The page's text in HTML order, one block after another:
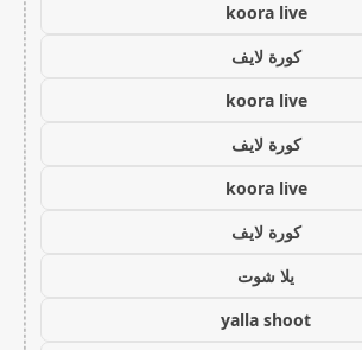
koora live
كورة لايف
koora live
كورة لايف
koora live
كورة لايف
يلا شوت
yalla shoot